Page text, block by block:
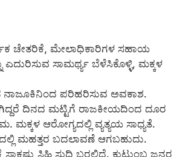
ಚೇತರಿಕೆ, ಮೇಲಾಧಿಕಾರಿಗಳ ಸಹಾಯ
ಎದುರಿಸುವ ಸಾಮರ್ಥ್ಯ ಬೆಳೆಸಿಕೊಳ್ಳಿ, ಮಕ್ಕಳ
ನಾಜೂಕಿನಿಂದ ಪರಿಹರಿಸುವ ಅವಕಾಶ.
ದಿನದ ಮಟ್ಟಿಗೆ ರಾಜಕೀಯದಿಂದ ದೂರ
ಮಕ್ಕಳ ಆರೋಗ್ಯದಲ್ಲಿ ವ್ಯತ್ಯಯ ಸಾಧ್ಯತೆ.
ಮಹತ್ತರ ಬದಲಾವಣೆ ಆಗಬಹುದು.
ಸಾಕಷ್ಟು ಸಿಹಿ ಸುದ್ದಿ ಬರಲಿದೆ. ಕುಟುಂಬ ಜನರ